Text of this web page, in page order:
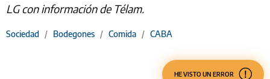
LG con información de Télam.
Sociedad / Bodegones / Comida / CABA
HE VISTO UN ERROR